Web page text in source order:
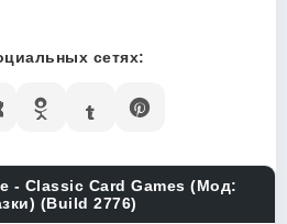
сетях:
- Classic Card Games (Мод:
(Build 2776)